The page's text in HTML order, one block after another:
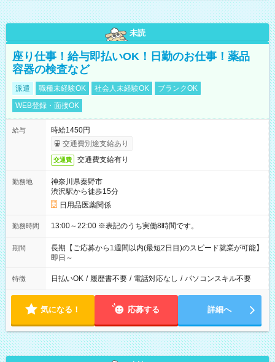
未読
座り仕事！給与即払いOK！日勤のお仕事！薬品
容器の検査など
派遣 職種未経験OK 社会人未経験OK
ブランクOK
WEB登録・面接OK
給与
時給1450円
交通費別途支給あり
交通費 交通費支給有り
勤務地
神奈川県秦野市
渋沢駅から徒歩15分
日用品医薬関係
勤務時間 13:00～22:00 ※表記のうち実働8時間です。
期間
長期【ご応募から1週間以内(最短2日目)のスピード就業が可能】
即日～
特徴 日払いOK / 履歴書不要 / 電話対応なし / パソコンスキル不要
気になる！ 応募する 詳細へ